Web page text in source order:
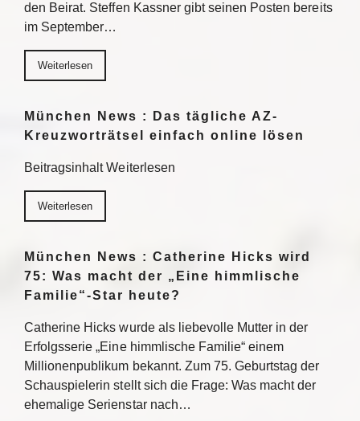
den Beirat. Steffen Kassner gibt seinen Posten bereits
im September…
Weiterlesen
München News : Das tägliche AZ-
Kreuzworträtsel einfach online lösen
Beitragsinhalt Weiterlesen
Weiterlesen
München News : Catherine Hicks wird
75: Was macht der „Eine himmlische
Familie“-Star heute?
Catherine Hicks wurde als liebevolle Mutter in der
Erfolgsserie „Eine himmlische Familie“ einem
Millionenpublikum bekannt. Zum 75. Geburtstag der
Schauspielerin stellt sich die Frage: Was macht der
ehemalige Serienstar nach…